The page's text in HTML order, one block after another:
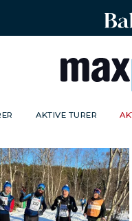
AKTIVE TURER